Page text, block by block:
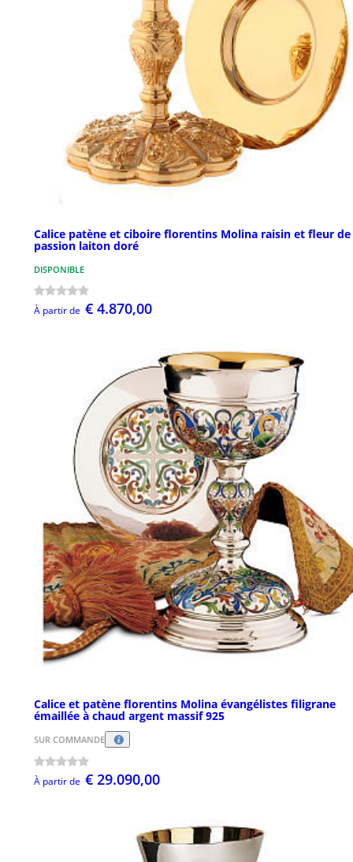
Calice patène et ciboire florentins Molina raisin et fleur de
passion laiton doré
DISPONIBLE
À partir de € 4.870,00
Calice et patène florentins Molina évangélistes filigrane
émaillée à chaud argent massif 925
SUR COMMANDE
À partir de € 29.090,00